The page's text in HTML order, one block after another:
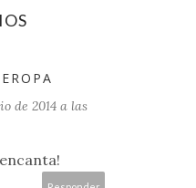
de 2014 a las